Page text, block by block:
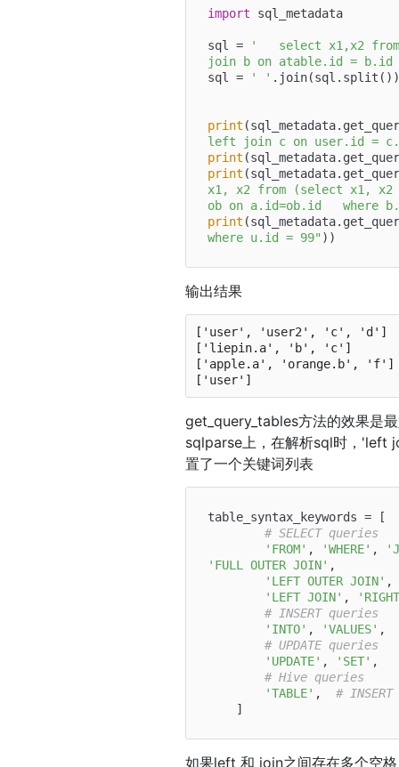
import sql_metadata
sql =
'   select x1,x2
join b on atable.id =
sql =
' '
print
left join c on user.id =
print
print
x1, x2 from (select x1,
ob on a.id=ob.id
print
where u.id = 99"
输出结果
['user', 'user2', 'c', 'd']
['liepin.a', 'b', 'c']
['apple.a', 'orange.b', 'f']
get_query_tables方法的效果是
sqlparse上，在解析sql时，'left
置了一个关键词列表
table_syntax_keywords = [
# SELECT queries
'FROM' , 'WHERE' ,
'FULL OUTER JOIN' ,
'LEFT OUTER JOIN'
'LEFT JOIN' ,
# INSERT queries
'INTO' , 'VALUES' ,
# UPDATE queries
'UPDATE' , 'SET' ,
# Hive queries
'TABLE' , # INSERT
如果left 和 join之间存在多个空